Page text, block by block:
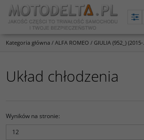
Kategoria główna / ALFA ROMEO / GIULIA (952_)
Układ chłodzenia
Wyników na stronie: